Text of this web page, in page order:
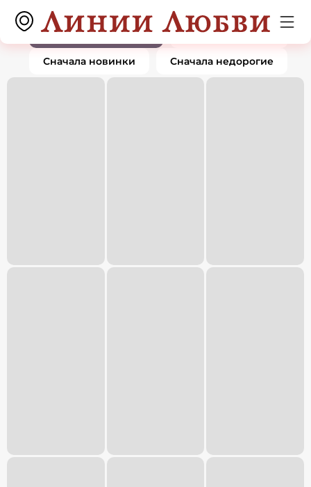
Кольца 0 товаров
По популярности
Сначала дорогие
Сначала новинки Сначала недорогие